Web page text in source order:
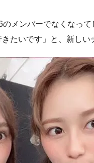
メンバーでなくなっ
たいです」と、新しい